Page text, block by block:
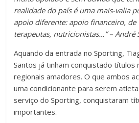
realidade do país é uma mais-valia
apoio diferente: apoio financeiro, de
terapeutas, nutricionistas…” – André
Aquando da entrada no Sporting,
Santos já tinham conquistado títulos
regionais amadores. O que ambos
uma condicionante para serem
serviço do Sporting, conquistaram
importantes.